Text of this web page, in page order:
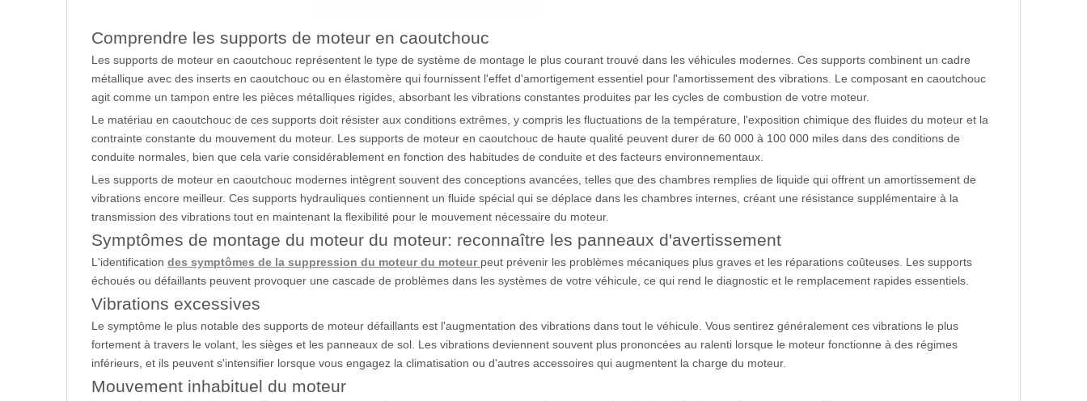
Comprendre les supports de moteur en caoutchouc
Les supports de moteur en caoutchouc représentent le type de système de montage le plus courant trouvé dans les véhicules modernes. Ces supports combinent un cadre
métallique avec des inserts en caoutchouc ou en élastomère qui fournissent l'effet d'amortigement essentiel pour l'amortissement des vibrations. Le composant en caoutchouc
agit comme un tampon entre les pièces métalliques rigides, absorbant les vibrations constantes produites par les cycles de combustion de votre moteur.
Le matériau en caoutchouc de ces supports doit résister aux conditions extrêmes, y compris les fluctuations de la température, l'exposition chimique des fluides du moteur et la
contrainte constante du mouvement du moteur. Les supports de moteur en caoutchouc de haute qualité peuvent durer de 60 000 à 100 000 miles dans des conditions de
conduite normales, bien que cela varie considérablement en fonction des habitudes de conduite et des facteurs environnementaux.
Les supports de moteur en caoutchouc modernes intègrent souvent des conceptions avancées, telles que des chambres remplies de liquide qui offrent un amortissement de
vibrations encore meilleur. Ces supports hydrauliques contiennent un fluide spécial qui se déplace dans les chambres internes, créant une résistance supplémentaire à la
transmission des vibrations tout en maintenant la flexibilité pour le mouvement nécessaire du moteur.
Symptômes de montage du moteur du moteur: reconnaître les panneaux d'avertissement
L'identification des symptômes de la suppression du moteur du moteur peut prévenir les problèmes mécaniques plus graves et les réparations coûteuses. Les supports
échoués ou défaillants peuvent provoquer une cascade de problèmes dans les systèmes de votre véhicule, ce qui rend le diagnostic et le remplacement rapides essentiels.
Vibrations excessives
Le symptôme le plus notable des supports de moteur défaillants est l'augmentation des vibrations dans tout le véhicule. Vous sentirez généralement ces vibrations le plus
fortement à travers le volant, les sièges et les panneaux de sol. Les vibrations deviennent souvent plus prononcées au ralenti lorsque le moteur fonctionne à des régimes
inférieurs, et ils peuvent s'intensifier lorsque vous engagez la climatisation ou d'autres accessoires qui augmentent la charge du moteur.
Mouvement inhabituel du moteur